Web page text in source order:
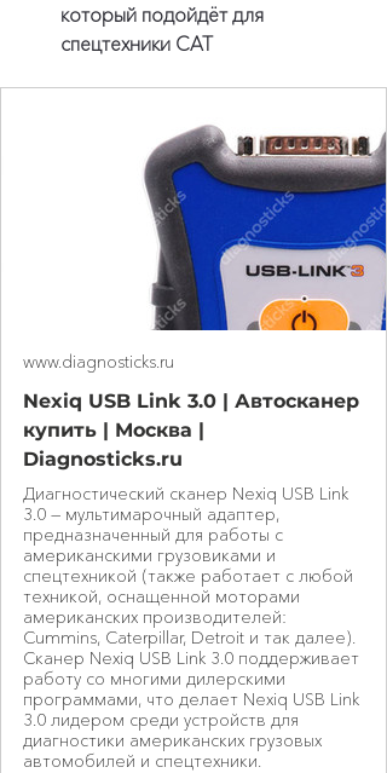
который подойдёт для
спецтехники CAT
www.diagnosticks.ru
Nexiq USB Link 3.0 | Автосканер
купить | Москва |
Diagnosticks.ru
Диагностический сканер Nexiq USB Link
3.0 — мультимарочный адаптер,
предназначенный для работы с
американскими грузовиками и
спецтехникой (также работает с любой
техникой, оснащенной моторами
американских производителей:
Cummins, Caterpillar, Detroit и так далее).
Сканер Nexiq USB Link 3.0 поддерживает
работу со многими дилерскими
программами, что делает Nexiq USB Link
3.0 лидером среди устройств для
диагностики американских грузовых
автомобилей и спецтехники.